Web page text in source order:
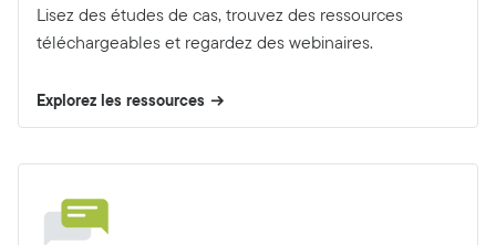
Lisez des études de cas, trouvez des ressources
téléchargeables et regardez des webinaires.
Explorez les ressources